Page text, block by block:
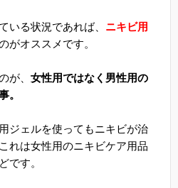
いる状況であれば、 ニキビ用
がオススメです。
が、 女性用ではなく男性用の
。
ジェルを使ってもニキビが治
れは女性用のニキビケア用品
です。